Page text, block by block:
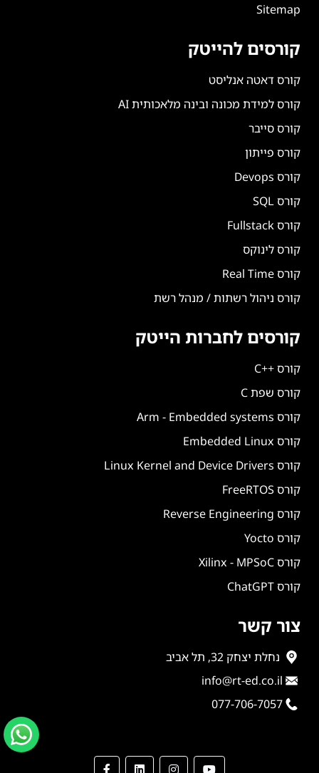
Sitemap
קורסים להייטק
קורס דאטה אנליסט
קורס למידת מכונה ובינה מלאכותית AI
קורס סייבר
קורס פייתון
קורס Devops
קורס SQL
קורס Fullstack
קורס לינוקס
קורס Real Time
קורס ניהול רשתות / מנהל רשת
קורסים לחברות הייטק
קורס ++C
קורס שפת C
קורס Arm - Embedded systems
קורס Embedded Linux
קורס Linux Kernel and Device Drivers
קורס FreeRTOS
קורס Reverse Engineering
קורס Yocto
קורס Xilinx - MPSoC
קורס ChatGPT
צור קשר
נחלת יצחק 32, תל אביב
info@rt-ed.co.il
077-706-7057